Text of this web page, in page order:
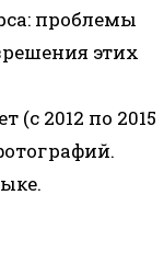
проблемы
этих
2012 по 2015